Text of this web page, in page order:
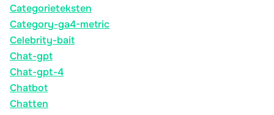
Categorieteksten
Category-ga4-metric
Celebrity-bait
Chat-gpt
Chat-gpt-4
Chatbot
Chatten